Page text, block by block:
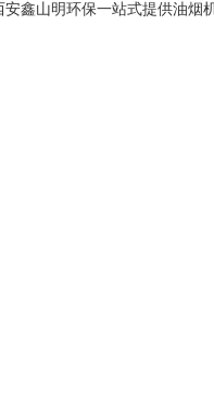
鑫山明环保一站式提供油烟